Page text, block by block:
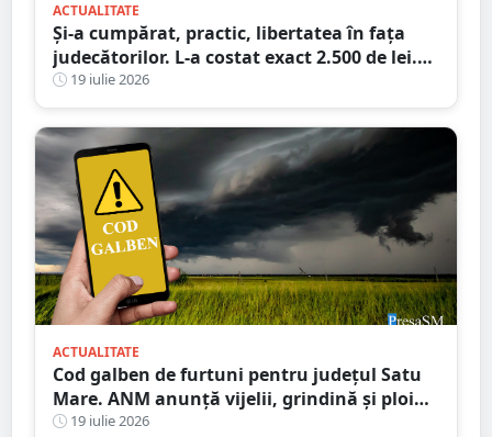
ACTUALITATE
Și-a cumpărat, practic, libertatea în fața
judecătorilor. L-a costat exact 2.500 de lei.
Victima a plătit cheltuielile de judecată
19 iulie 2026
ACTUALITATE
Cod galben de furtuni pentru județul Satu
Mare. ANM anunță vijelii, grindină și ploi
torențiale
19 iulie 2026